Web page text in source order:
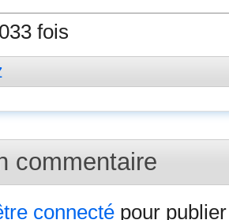
fois
commentaire
connecté pour